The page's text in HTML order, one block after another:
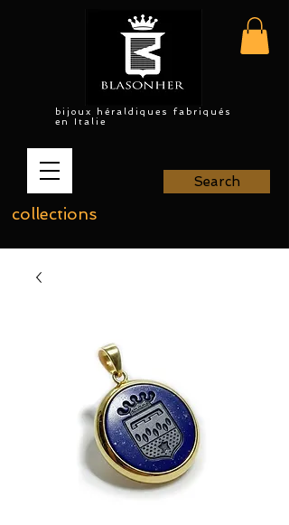
bijoux héraldiques fabriqués
en Italie
collections
Search